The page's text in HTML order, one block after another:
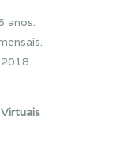
anos.